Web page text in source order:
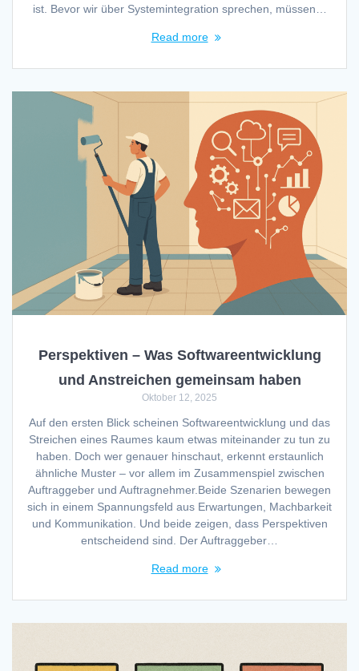
ist. Bevor wir über Systemintegration sprechen, müssen…
Read more
Perspektiven – Was Softwareentwicklung
und Anstreichen gemeinsam haben
Oktober 12, 2025
Auf den ersten Blick scheinen Softwareentwicklung und das
Streichen eines Raumes kaum etwas miteinander zu tun zu
haben. Doch wer genauer hinschaut, erkennt erstaunlich
ähnliche Muster – vor allem im Zusammenspiel zwischen
Auftraggeber und Auftragnehmer.Beide Szenarien bewegen
sich in einem Spannungsfeld aus Erwartungen, Machbarkeit
und Kommunikation. Und beide zeigen, dass Perspektiven
entscheidend sind. Der Auftraggeber…
Read more